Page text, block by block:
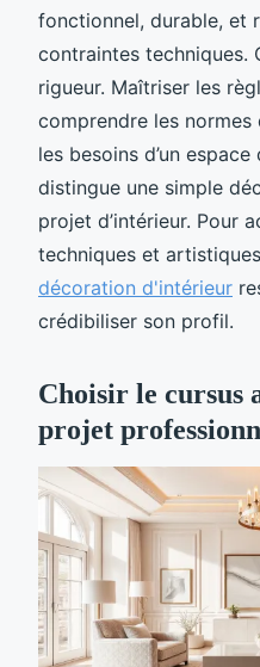
fonctionnel, durable, et
contraintes techniques.
rigueur. Maîtriser les
comprendre les normes
les besoins d’un espace
distingue une simple
projet d’intérieur. Pour
techniques et
décoration d'intérieur
crédibiliser son profil.
Choisir le cursus
projet